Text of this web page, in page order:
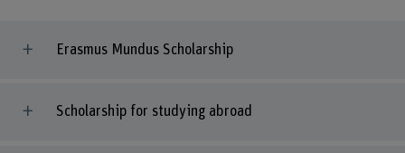
Erasmus Mundus Scholarship
Scholarship for studying abroad